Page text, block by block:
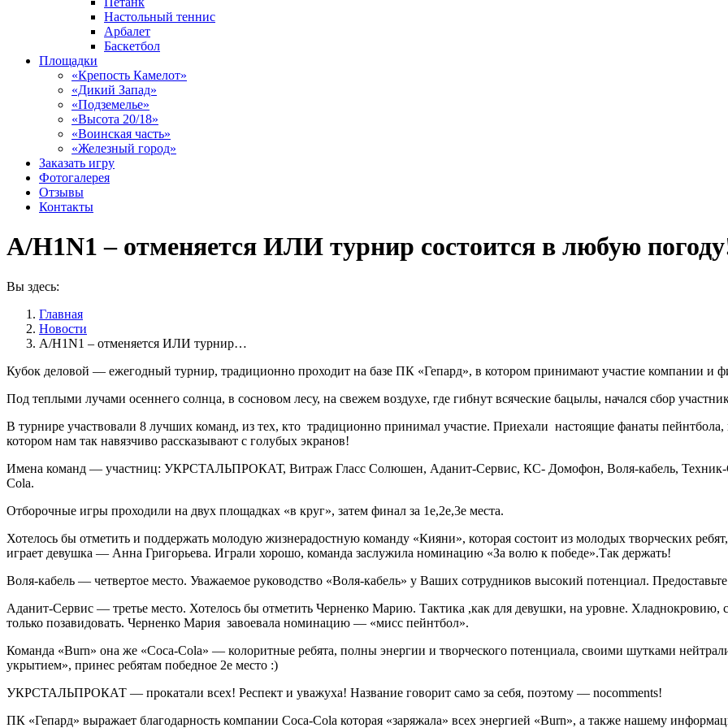
Настольный теннис
Арбалет
Баскетбол
Площадки
«Крепость Камелот»
«Дикий Запад»
«Подземелье»
«Высота 20/18»
«Воинская часть»
«Железный город»
Заказать игру
Фотогалерея
Отзывы
Контакты
А/H1N1 – отменяется ИЛИ турнир состоится в любую
Вы здесь:
Главная
Новости
А/H1N1 – отменяется ИЛИ турнир…
Кубок деловой — ежегодный турнир, традиционно проходит на базе ПК «Гепард», в котором принимают участие компании и
Под теплыми лучами осеннего солнца, в сосновом лесу, на свежем воздухе, где гибнут всяческие бацылы, начался сбор
В турнире участвовали 8 лучших команд, из тех, кто традиционно принимал участие. Приехали настоящие фанаты пейнтбола,
котором нам так навязчиво рассказывают с голубых экранов!
Имена команд — участниц: УКРСТАЛЬПРОКАТ, Витраж Гласc Солюшен, Аданит-Сервис, КС- Домофон, Воля-кабель, Техник-
Cola.
Отборочные игры проходили на двух площадках «в круг», затем финал за 1е,2е,3е места.
Хотелось бы отметить и поддержать молодую жизнерадостную команду «Кияни», которая состоит из молодых творческих
играет девушка — Анна Григорьева. Играли хорошо, команда заслужила номинацию «За волю к победе».Так держать!
Воля-кабель — четвертое место. Уважаемое руководство «Воля-кабель» у Ваших сотрудников высокий потенциал.
Аданит-Сервис — третье место. Хотелось бы отметить Черненко Марию. Тактика ,как для девушки, на уровне. Хладнокровию,
только позавидовать. Черненко Мария завоевала номинацию — «мисс пейнтбол».
Команда «Burn» она же «Coca-Cola» — колоритные ребята, полны энергии и творческого потенциала, своими шутками
укрытием», принес ребятам победное 2е место :)
УКРСТАЛЬПРОКАТ — прокатали всех! Респект и уважуха! Название говорит само за себя, поэтому — nocomments!
ПК «Гепард» выражает благодарность компании Coca-Cola которая «заряжала» всех энергией «Burn», а также нашему